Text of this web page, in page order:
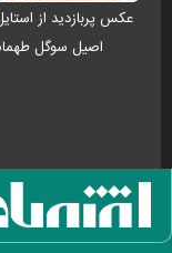
عکس پربازدید از
اصیل سوگل